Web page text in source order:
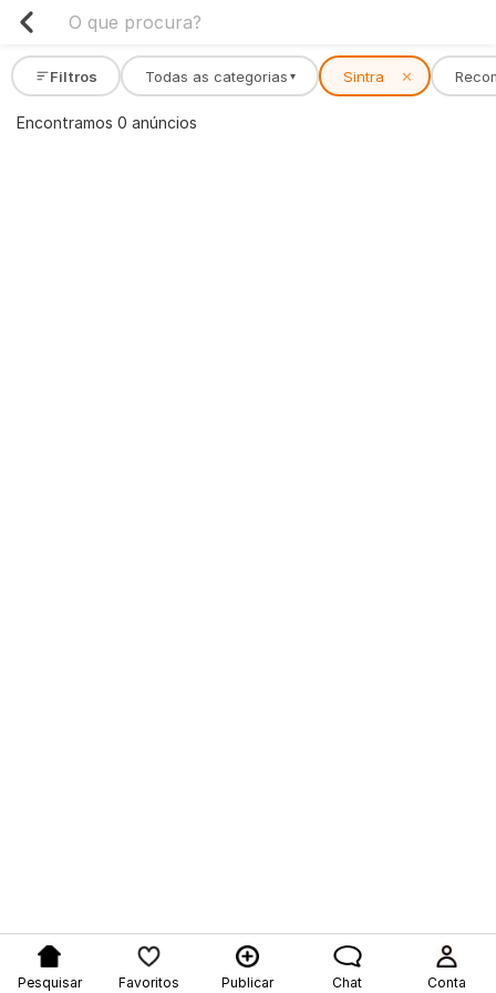
Filtros Todas as categorias ▾ Sintra ✕
Encontramos 0 anúncios
Pesquisar Favoritos Publicar Chat Conta